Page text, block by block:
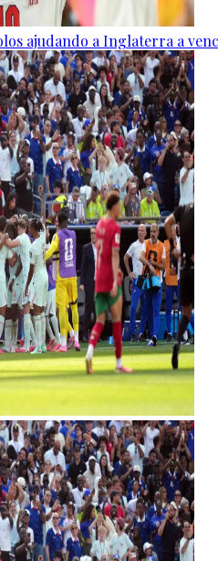
ajudando a Inglaterra a